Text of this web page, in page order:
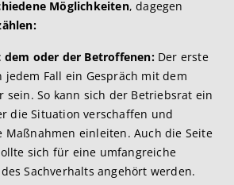
Möglichkeiten, dagegen
dem oder der Betroffenen:Der erste
Fall ein Gespräch mit dem
sein. So kann sich der Betriebsrat ein
die Situation verschaffen und
Maßnahmen einleiten. Auch die Seite
sich für eine umfangreiche
Sachverhalts angehört werden.